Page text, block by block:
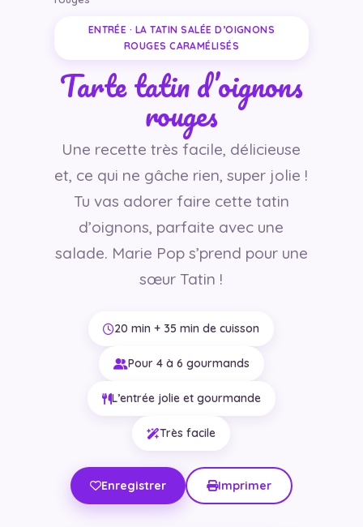
ENTRÉE · LA TATIN SALÉE D’OIGNONS
ROUGES CARAMÉLISÉS
Tarte tatin d’oignons
rouges
Une recette très facile, délicieuse
et, ce qui ne gâche rien, super jolie !
Tu vas adorer faire cette tatin
d’oignons, parfaite avec une
salade. Marie Pop s’prend pour une
sœur Tatin !
20 min + 35 min de cuisson
Pour 4 à 6 gourmands
L’entrée jolie et gourmande
Très facile
Enregistrer Imprimer